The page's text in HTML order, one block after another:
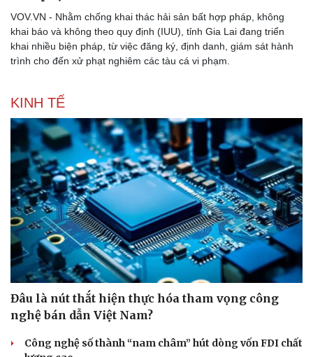
VOV.VN - Nhằm chống khai thác hải sản bất hợp pháp, không
khai báo và không theo quy định (IUU), tỉnh Gia Lai đang triển
khai nhiều biện pháp, từ việc đăng ký, định danh, giám sát hành
trình cho đến xử phạt nghiêm các tàu cá vi phạm.
KINH TẾ
Đâu là nút thắt hiện thực hóa tham vọng công
nghệ bán dẫn Việt Nam?
Công nghệ số thành “nam châm” hút dòng vốn FDI chất